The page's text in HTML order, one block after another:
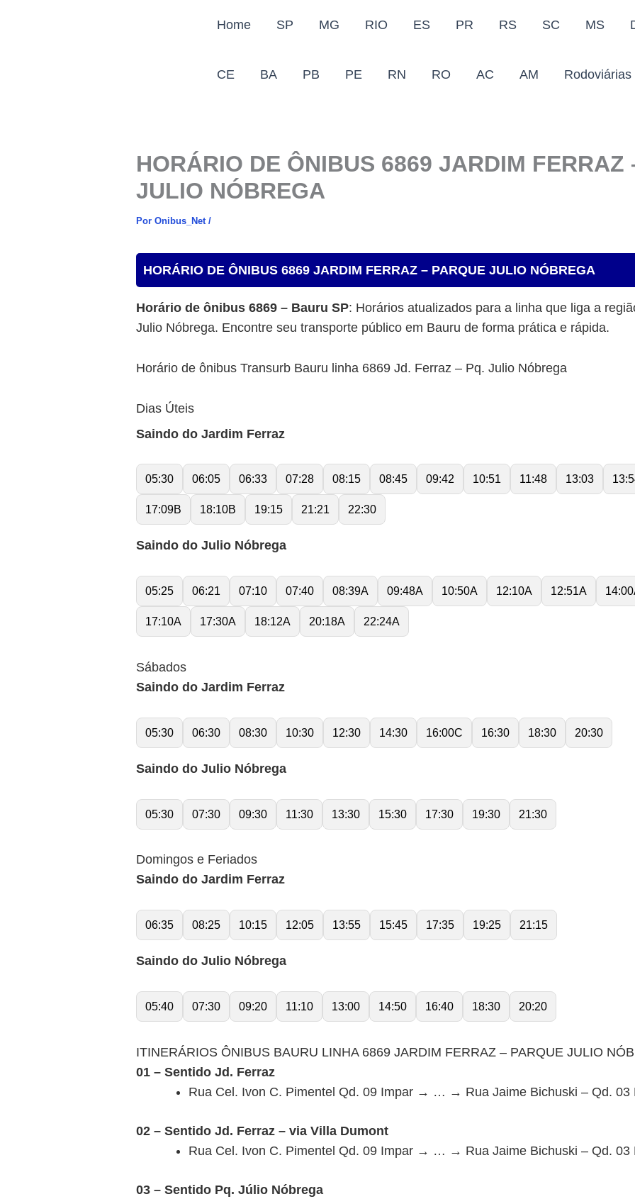
Home SP MG RIO ES PR RS SC MS
CE BA PB PE RN RO AC AM Rodoviárias
HORÁRIO DE ÔNIBUS 6869 JARDIM FERRAZ
JULIO NÓBREGA
Por Onibus_Net /
HORÁRIO DE ÔNIBUS 6869 JARDIM FERRAZ – PARQUE JULIO NÓBREGA
Horário de ônibus 6869 – Bauru SP: Horários atualizados para a linha que liga a
Julio Nóbrega. Encontre seu transporte público em Bauru de forma prática e rápida.
Horário de ônibus Transurb Bauru linha 6869 Jd. Ferraz – Pq. Julio Nóbrega
Dias Úteis
Saindo do Jardim Ferraz
05:30 06:05 06:33 07:28 08:15 08:45 09:42 10:51 11:48 13:03
17:09B 18:10B 19:15 21:21 22:30
Saindo do Julio Nóbrega
05:25 06:21 07:10 07:40 08:39A 09:48A 10:50A 12:10A 12:51A
17:10A 17:30A 18:12A 20:18A 22:24A
Sábados
Saindo do Jardim Ferraz
05:30 06:30 08:30 10:30 12:30 14:30 16:00C 16:30 18:30 20:30
Saindo do Julio Nóbrega
05:30 07:30 09:30 11:30 13:30 15:30 17:30 19:30 21:30
Domingos e Feriados
Saindo do Jardim Ferraz
06:35 08:25 10:15 12:05 13:55 15:45 17:35 19:25 21:15
Saindo do Julio Nóbrega
05:40 07:30 09:20 11:10 13:00 14:50 16:40 18:30 20:20
ITINERÁRIOS ÔNIBUS BAURU LINHA 6869 JARDIM FERRAZ – PARQUE JULIO
01 – Sentido Jd. Ferraz
Rua Cel. Ivon C. Pimentel Qd. 09 Impar → … → Rua Jaime Bichuski – Qd. 03
02 – Sentido Jd. Ferraz – via Villa Dumont
Rua Cel. Ivon C. Pimentel Qd. 09 Impar → … → Rua Jaime Bichuski – Qd. 03
03 – Sentido Pq. Júlio Nóbrega